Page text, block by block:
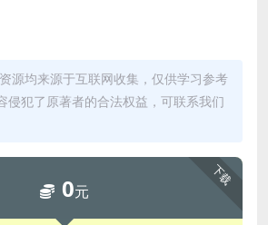
源均来源于互联网收集，仅供学习参考
侵犯了原著者的合法权益，可联系我们
下载
0元